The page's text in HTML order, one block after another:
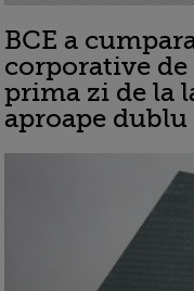
BCE a
corporative
prima zi de la
aproape